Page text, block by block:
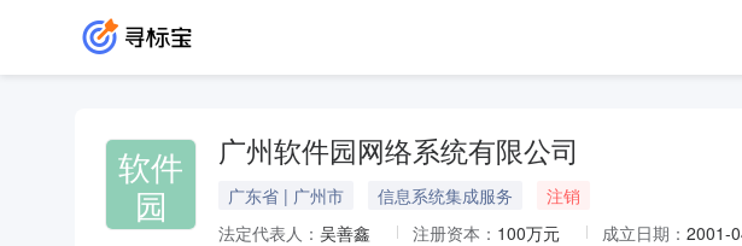
软件
园
广州软件园网络系统有限公司
广东省 | 广州市 信息系统集成服务
注销
法定代表人： 吴善鑫 注册资本： 100万元 成立日期： 2001-